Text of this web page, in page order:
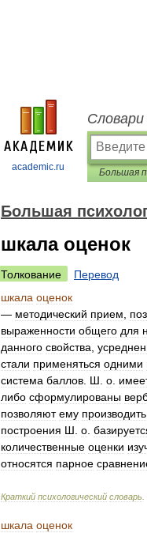
academic.ru
Словари
Большая
шкала оценок
Толкование
Перевод
шкала оценок
— методический прием
выраженности общего для
данного свойства
стали применяться одними
система баллов Ш о
либо сформулированы
позволяют ему производить
построения Ш о
количественные оценки
относятся парное
Краткий психологический словарь
шкала оценок